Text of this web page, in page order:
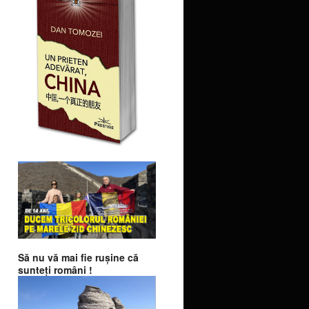
Să nu vă mai fie ruşine că
sunteţi români !